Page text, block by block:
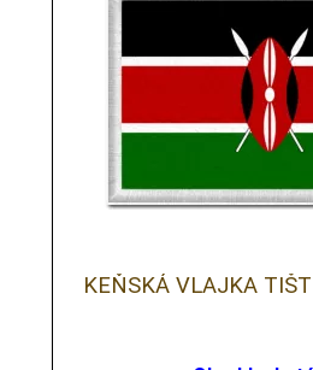
KEŇSKÁ VLAJKA